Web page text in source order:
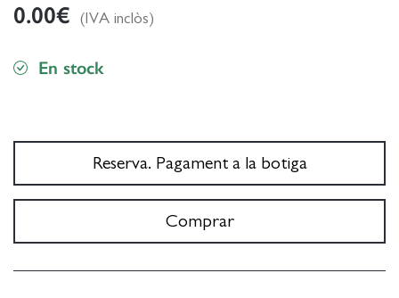
0.00€ (IVA inclòs)
En stock
Reserva. Pagament a la botiga
Comprar